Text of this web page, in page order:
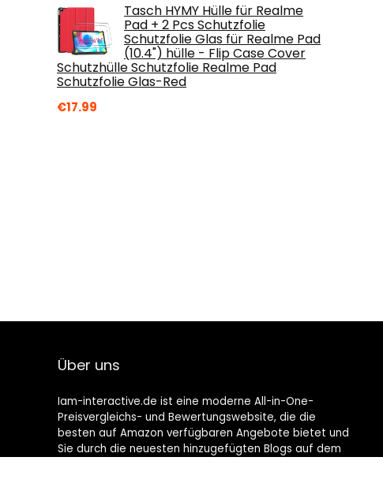
Tasch HYMY Hülle für Realme
Pad + 2 Pcs Schutzfolie
Schutzfolie Glas für Realme Pad
(10.4") hülle - Flip Case Cover
Schutzhülle Schutzfolie Realme Pad
Schutzfolie Glas-Red
€17.99
Über uns
Iam-interactive.de ist eine moderne All-in-One-
Preisvergleichs- und Bewertungswebsite, die die
besten auf Amazon verfügbaren Angebote bietet und
Sie durch die neuesten hinzugefügten Blogs auf dem